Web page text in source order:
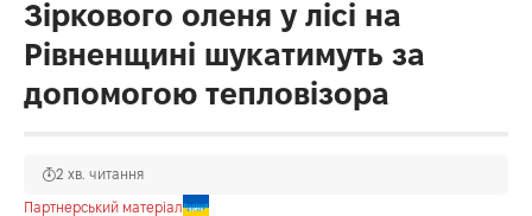
Зіркового оленя у лісі на
Рівненщині шукатимуть за
допомогою тепловізора
Партнерський матеріал
2 хв. читання